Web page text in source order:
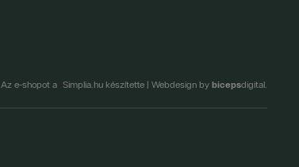
Az e-shopot a Simplia.hu készítette | Webdesign by bicepsdigital.